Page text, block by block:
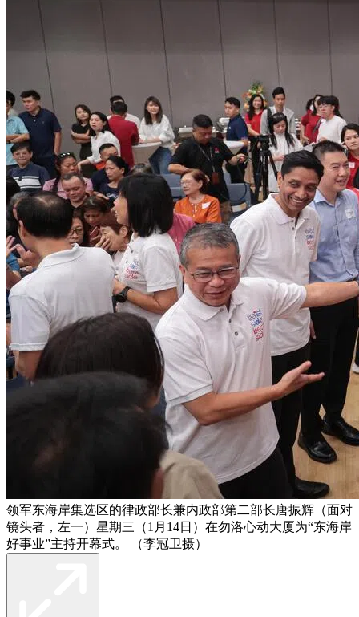
领军东海岸集选区的律政部长兼内政部第二部长唐振辉（面对
镜头者，左一）星期三（1月14日）在勿洛心动大厦为“东海岸
好事业”主持开幕式。 （李冠卫摄）